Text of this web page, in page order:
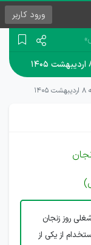
ورود کاربر
روز زنجان
از یکی از